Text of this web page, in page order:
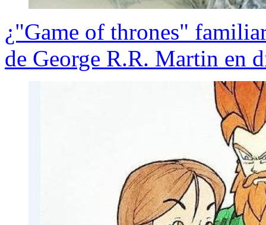
¿"Game of thrones"
de George R.R. Martin en